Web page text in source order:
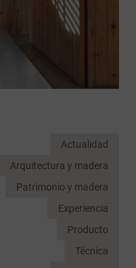
Actualidad
Arquitectura y madera
Patrimonio y madera
Experiencia
Producto
Técnica